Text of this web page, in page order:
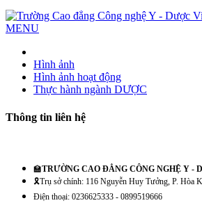
MENU
Hình ảnh
Hình ảnh hoạt động
Thực hành ngành DƯỢC
Thông tin liên hệ
🏫TRƯỜNG CAO ĐẲNG CÔNG NGHỆ Y -
🎗️Trụ sở chính: 116 Nguyễn Huy Tưởng, P. Hòa
Điện thoại: 0236625333 - 0899519666